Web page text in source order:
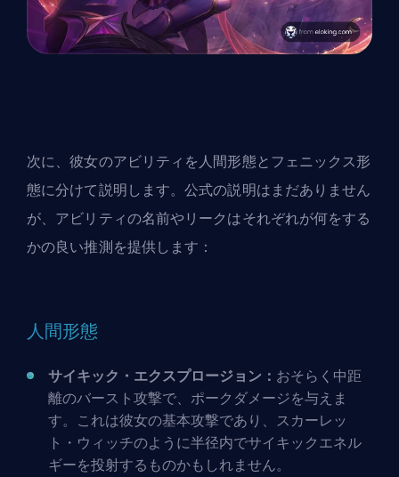
次に、彼女のアビリティを人間形態とフェニックス形
態に分けて説明します。公式の説明はまだありません
が、アビリティの名前やリークはそれぞれが何をする
かの良い推測を提供します：
人間形態
サイキック・エクスプロージョン： おそらく中距
離のバースト攻撃で、ポークダメージを与えま
す。これは彼女の基本攻撃であり、スカーレッ
ト・ウィッチのように半径内でサイキックエネル
ギーを投射するものかもしれません。